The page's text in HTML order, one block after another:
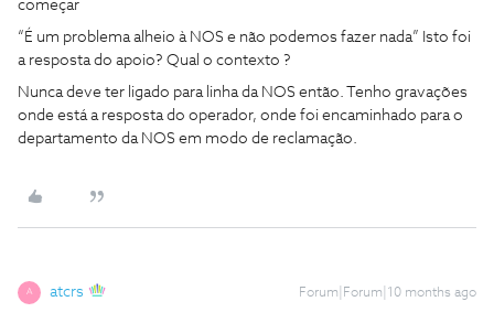
começar
“É um problema alheio à NOS e não podemos fazer nada” Isto foi
a resposta do apoio? Qual o contexto ?
Nunca deve ter ligado para linha da NOS então. Tenho gravações
onde está a resposta do operador, onde foi encaminhado para o
departamento da NOS em modo de reclamação.
A atcrs Forum|Forum|10 months ago